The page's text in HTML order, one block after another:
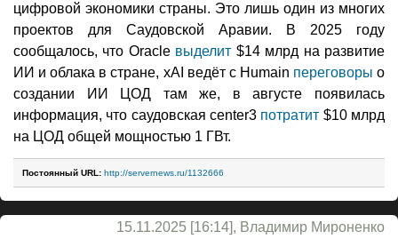
цифровой экономики страны. Это лишь один из многих
проектов для Саудовской Аравии. В 2025 году
сообщалось, что Oracle выделит $14 млрд на развитие
ИИ и облака в стране, xAI ведёт с Humain переговоры о
создании ИИ ЦОД там же, в августе появилась
информация, что саудовская center3 потратит $10 млрд
на ЦОД общей мощностью 1 ГВт.
Постоянный URL: http://servernews.ru/1132666
15.11.2025 [16:14], Владимир Мироненко